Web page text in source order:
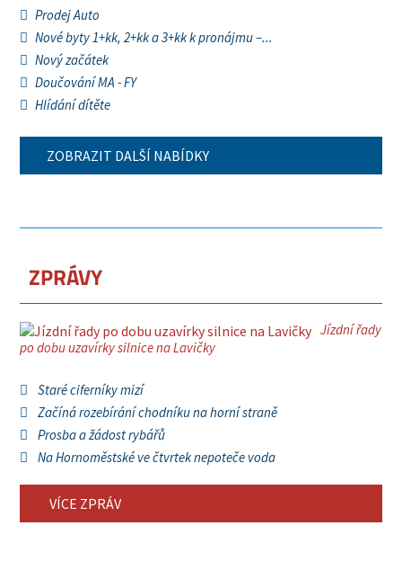
Prodej Auto
Nové byty 1+kk, 2+kk a 3+kk k pronájmu –...
Nový začátek
Doučování MA - FY
Hlídání dítěte
ZOBRAZIT DALŠÍ NABÍDKY
ZPRÁVY
Jízdní řady
po dobu uzavírky silnice na Lavičky
Staré ciferníky mizí
Začíná rozebírání chodníku na horní straně
Prosba a žádost rybářů
Na Hornoměstské ve čtvrtek nepoteče voda
VÍCE ZPRÁV